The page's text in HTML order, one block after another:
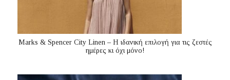
Marks & Spencer City Linen – Η ιδανική επιλογή για τις ζεστές
ημέρες κι όχι μόνο!